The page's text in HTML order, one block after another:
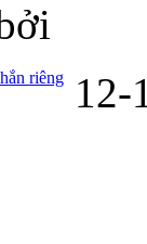
riêng 12-